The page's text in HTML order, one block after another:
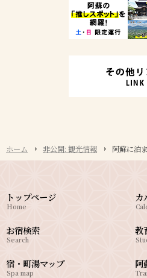
ホーム 非公開: 観光情報 阿蘇に泊
トップページ
Home
お宿検索
Search
宿・町湯マップ
Spa map
カ
教
阿